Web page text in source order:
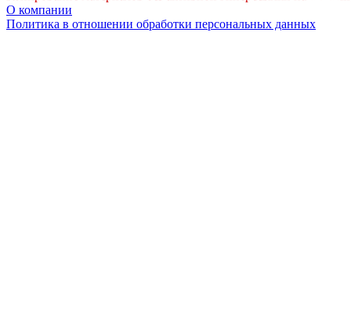
О компании
Политика в отношении обработки персональных данных